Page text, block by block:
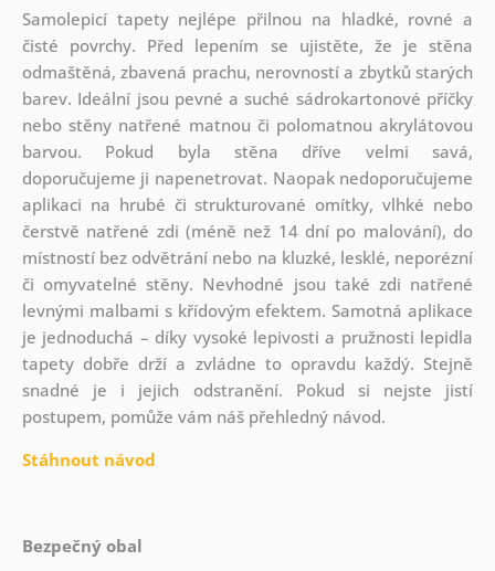
Samolepicí tapety nejlépe přilnou na hladké, rovné a
čisté povrchy. Před lepením se ujistěte, že je stěna
odmaštěná, zbavená prachu, nerovností a zbytků starých
barev. Ideální jsou pevné a suché sádrokartonové příčky
nebo stěny natřené matnou či polomatnou akrylátovou
barvou. Pokud byla stěna dříve velmi savá,
doporučujeme ji napenetrovat. Naopak nedoporučujeme
aplikaci na hrubé či strukturované omítky, vlhké nebo
čerstvě natřené zdi (méně než 14 dní po malování), do
místností bez odvětrání nebo na kluzké, lesklé, neporézní
či omyvatelné stěny. Nevhodné jsou také zdi natřené
levnými malbami s křídovým efektem. Samotná aplikace
je jednoduchá – díky vysoké lepivosti a pružnosti lepidla
tapety dobře drží a zvládne to opravdu každý. Stejně
snadné je i jejich odstranění. Pokud si nejste jistí
postupem, pomůže vám náš přehledný návod.
Stáhnout návod
Bezpečný obal